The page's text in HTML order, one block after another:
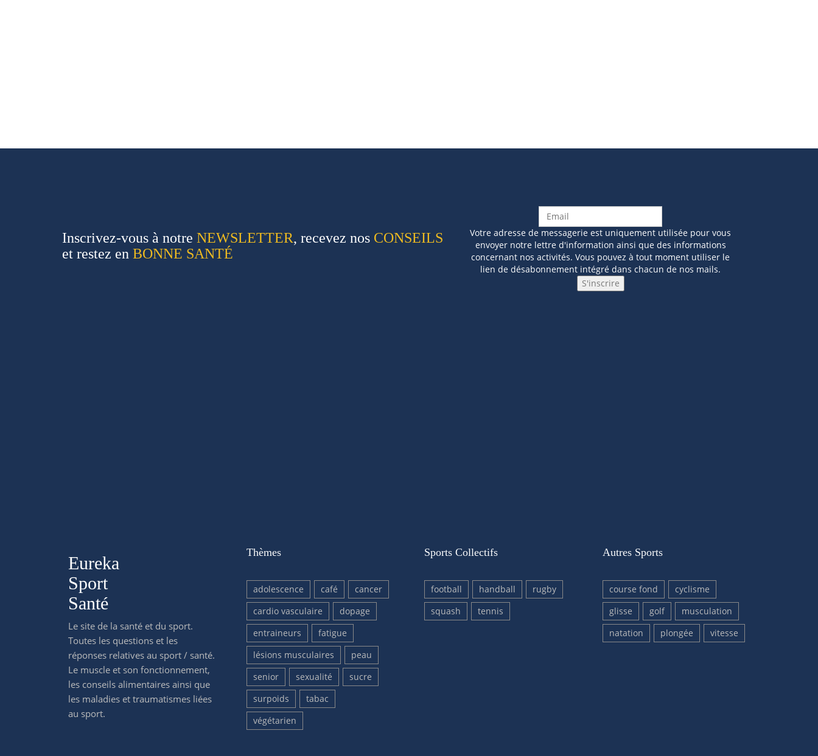
Inscrivez-vous à notre NEWSLETTER, recevez nos CONSEILS
et restez en BONNE SANTÉ
Votre adresse de messagerie est uniquement utilisée pour vous
envoyer notre lettre d'information ainsi que des informations
concernant nos activités. Vous pouvez à tout moment utiliser le
lien de désabonnement intégré dans chacun de nos mails.
Eureka
Sport
Santé
Le site de la santé et du sport.
Toutes les questions et les
réponses relatives au sport / santé.
Le muscle et son fonctionnement,
les conseils alimentaires ainsi que
les maladies et traumatismes liées
au sport.
Thèmes
adolescence café
cancer
cardio vasculaire
dopage
entraineurs
fatigue
lésions musculaires
peau
senior
sexualité
sucre
surpoids
tabac
végétarien
Sports Collectifs
football handball
rugby
squash
tennis
Autres Sports
course fond
cyclisme
glisse
golf
musculation
natation
plongée vitesse